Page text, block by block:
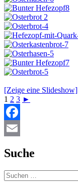
[Zeige eine Slideshow]
1 2 3 ►
Facebook
Suche